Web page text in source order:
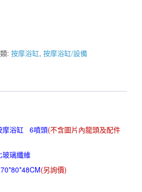
: 按摩浴缸, 按摩浴缸/設備
摩浴缸 6噴頭(不含圖片內龍頭及配件
玻璃纖維
(另詢價)